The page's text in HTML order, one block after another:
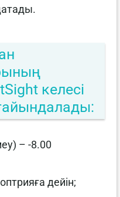
келесі
– -8.00
дейін;